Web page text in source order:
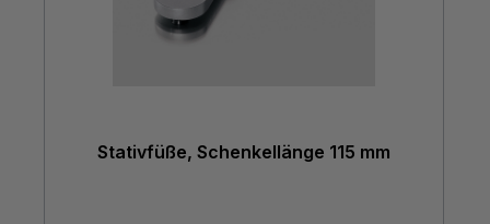
Stativfüße, Schenkellänge 115 mm